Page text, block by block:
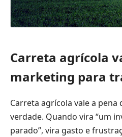
Carreta agrícola
marketing para
Carreta agrícola vale a pena
verdade. Quando vira “um
parado”, vira gasto e